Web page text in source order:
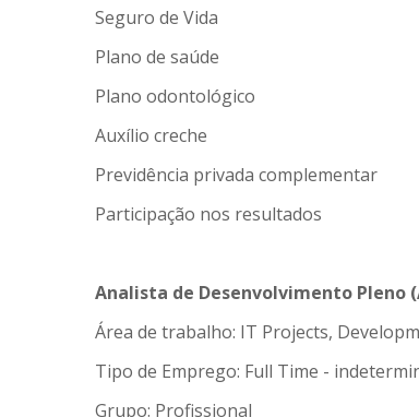
Seguro de Vida
Plano de saúde
Plano odontológico
Auxílio creche
Previdência privada complementar
Participação nos resultados
Analista de Desenvolvimento Pleno
Área de trabalho: IT Projects,
Tipo de Emprego: Full Time -
Grupo: Profissional